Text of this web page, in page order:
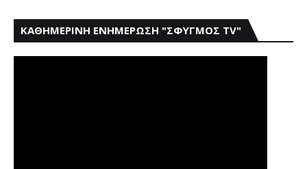
ΚΑΘΗΜΕΡΙΝΗ ΕΝΗΜΕΡΩΣΗ "ΣΦΥΓΜΟΣ TV"